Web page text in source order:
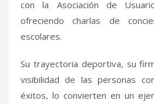
con la Asociación de
ofreciendo charlas de
escolares.
Su trayectoria deportiva, su
visibilidad de las personas
éxitos, lo convierten en un